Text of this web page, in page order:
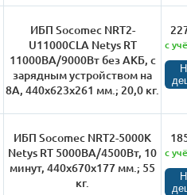
ИБП Socomec NRT2-
U11000CLA Netys RT
11000ВА/9000Вт без АКБ, с
зарядным устройством на
8А, 440х623х261 мм.; 20,0 кг.
с
ИБП Socomec NRT2-5000K
Netys RT 5000ВА/4500Вт, 10
минут, 440х670х177 мм.; 55
кг.
с